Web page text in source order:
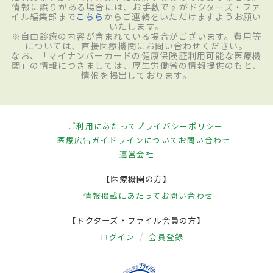
情報に誤りがある場合には、お手数ですがドクターズ・ファ
イル編集部まで こちら からご連絡をいただけますようお願い
いたします。
※自由診療の内容が含まれている場合がございます。費用等
については、直接医療機関にお問い合わせください。
なお、「マイナンバーカードの健康保険証利用可能な医療機
関」の情報につきましては、厚生労働省の情報提供のもと、
情報を掲出しております。
ご利用にあたってプライバシーポリシー
医療広告ガイドラインについてお問い合わせ
運営会社
【医療機関の方】
情報掲載にあたって お問い合わせ
【ドクターズ・ファイル会員の方】
ログイン 会員登録